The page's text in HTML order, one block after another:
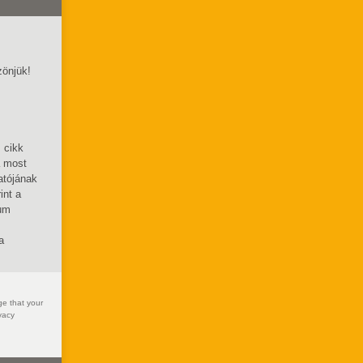
cikk
most
a
that your